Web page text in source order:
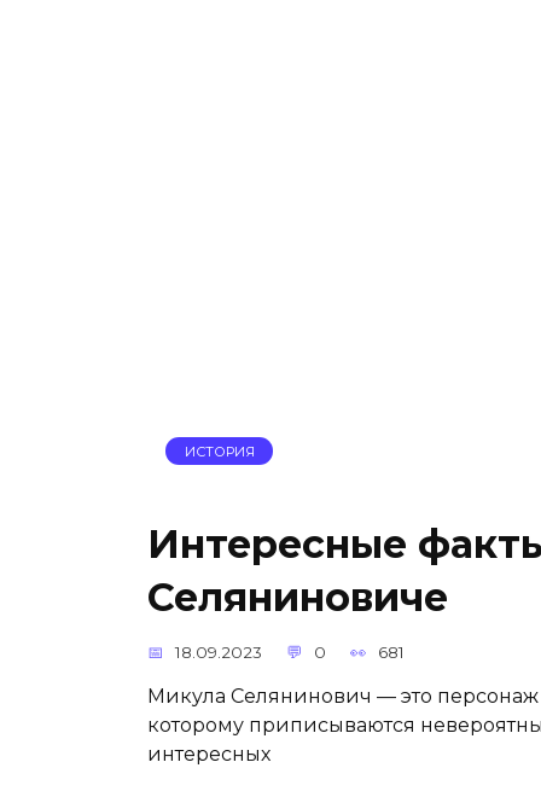
ИСТОРИЯ
Интересные
Селяниновиче
18.09.2023 0 681
Микула Селянинович — это
которому приписываются
интересных